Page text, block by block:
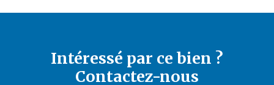
Intéressé par ce bien ?
Contactez-nous